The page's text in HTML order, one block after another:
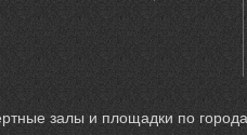
залы и площадки по